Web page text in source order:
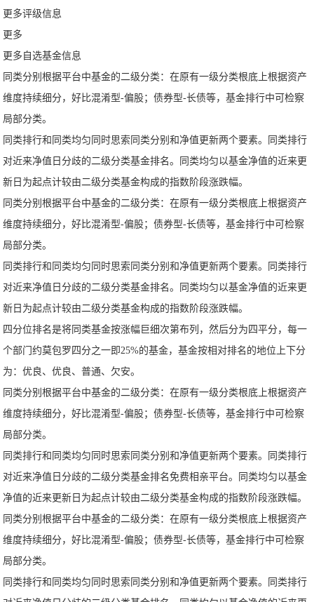
更多评级信息
更多
更多自选基金信息
同类分别根据平台中基金的二级分类：在原有一级分类根底上根据资产
维度持续细分，好比混淆型-偏股；债券型-长债等，基金排行中可检察
局部分类。
同类排行和同类均匀同时思索同类分别和净值更新两个要素。同类排行
对近来净值日分歧的二级分类基金排名。同类均匀以基金净值的近来更
新日为起点计较由二级分类基金构成的指数阶段涨跌幅。
同类分别根据平台中基金的二级分类：在原有一级分类根底上根据资产
维度持续细分，好比混淆型-偏股；债券型-长债等，基金排行中可检察
局部分类。
同类排行和同类均匀同时思索同类分别和净值更新两个要素。同类排行
对近来净值日分歧的二级分类基金排名。同类均匀以基金净值的近来更
新日为起点计较由二级分类基金构成的指数阶段涨跌幅。
四分位排名是将同类基金按涨幅巨细次第布列，然后分为四平分，每一
个部门约莫包罗四分之一即25%的基金，基金按相对排名的地位上下分
为：优良、优良、普通、欠安。
同类分别根据平台中基金的二级分类：在原有一级分类根底上根据资产
维度持续细分，好比混淆型-偏股；债券型-长债等，基金排行中可检察
局部分类。
同类排行和同类均匀同时思索同类分别和净值更新两个要素。同类排行
对近来净值日分歧的二级分类基金排名免费相亲平台。同类均匀以基金
净值的近来更新日为起点计较由二级分类基金构成的指数阶段涨跌幅。
同类分别根据平台中基金的二级分类：在原有一级分类根底上根据资产
维度持续细分，好比混淆型-偏股；债券型-长债等，基金排行中可检察
局部分类。
同类排行和同类均匀同时思索同类分别和净值更新两个要素。同类排行